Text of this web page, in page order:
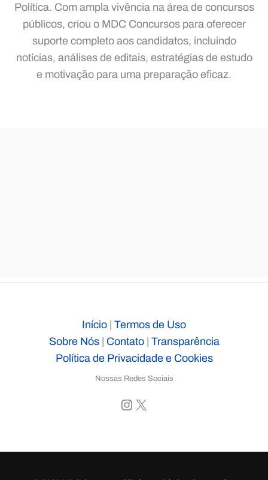
Política. Com ampla vivência na área de concursos
públicos, criou o MDC Concursos para oferecer
suporte completo aos candidatos, incluindo
notícias, análises de editais, estratégias de estudo
e motivação para uma preparação eficaz.
Início | Termos de Uso
Sobre Nós| Contato| Transparência
Política de Privacidade e Cookies
Nossas Redes Sociais
Instagram
X